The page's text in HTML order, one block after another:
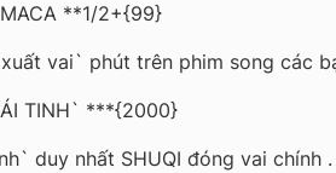
**1/2+{99}
xuất vai` phút trên phim song các
ÁI TINH` ***{2000}
duy nhất SHUQI đóng vai